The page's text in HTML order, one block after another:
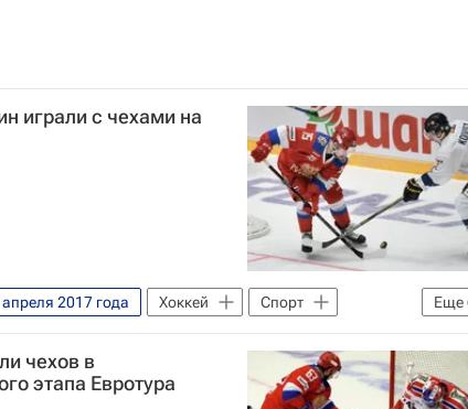
играли с чехами на
Еще
2017 года Хоккей
Спорт
Чехия
Анатолий Голышев Валерий Ничушкин
чехов в
этапа Евротура